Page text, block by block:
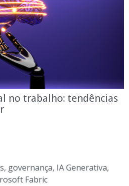
no trabalho: tendências
, governança, IA Generativa,
Fabric